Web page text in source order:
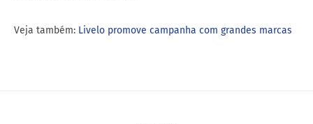
Veja também: Livelo promove campanha com grandes marcas